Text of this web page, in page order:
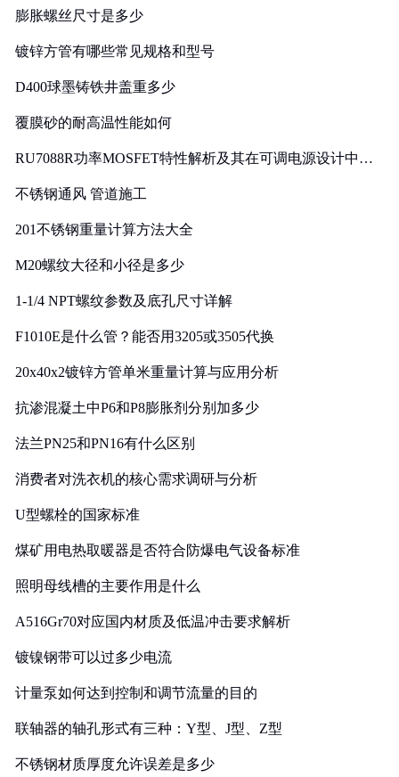
膨胀螺丝尺寸是多少
镀锌方管有哪些常见规格和型号
D400球墨铸铁井盖重多少
覆膜砂的耐高温性能如何
RU7088R功率MOSFET特性解析及其在可调电源设计中的
不锈钢通风 管道施工
201不锈钢重量计算方法大全
M20螺纹大径和小径是多少
1-1/4 NPT螺纹参数及底孔尺寸详解
F1010E是什么管？能否用3205或3505代换
20x40x2镀锌方管单米重量计算与应用分析
抗渗混凝土中P6和P8膨胀剂分别加多少
法兰PN25和PN16有什么区别
消费者对洗衣机的核心需求调研与分析
U型螺栓的国家标准
煤矿用电热取暖器是否符合防爆电气设备标准
照明母线槽的主要作用是什么
A516Gr70对应国内材质及低温冲击要求解析
镀镍钢带可以过多少电流
计量泵如何达到控制和调节流量的目的
联轴器的轴孔形式有三种：Y型、J型、Z型
不锈钢材质厚度允许误差是多少